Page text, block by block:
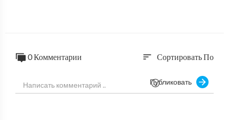
0 Комментарии sort Сортировать По
Публиковать